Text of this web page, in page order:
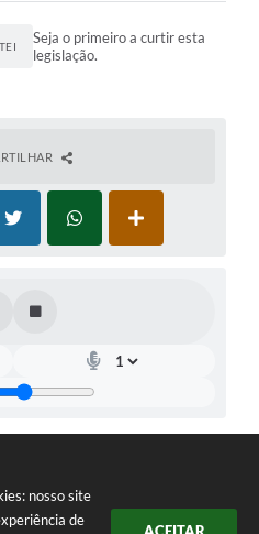
nosso site
de
Seja o primeiro a curtir esta
legislação.